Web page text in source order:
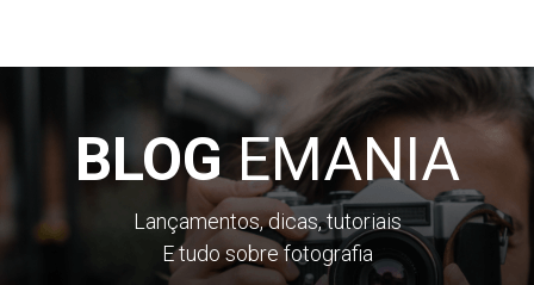
BLOGEMANIA
Lançamentos, dicas, tutoriais
E tudo sobre fotografia